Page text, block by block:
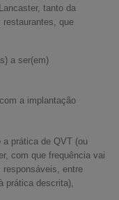
tanto da
restaurantes, que
a ser(em)
a implantação
prática de QVT (ou
com que frequência vai
responsáveis, entre
prática descrita),